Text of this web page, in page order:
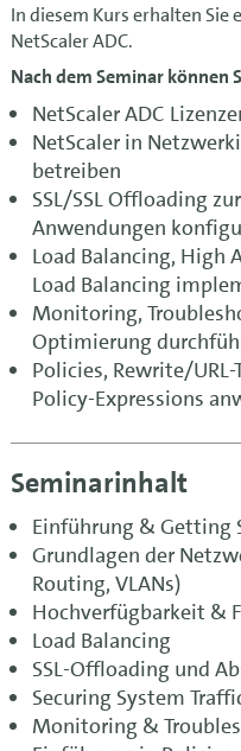
In diesem Kurs erhalten Sie
NetScaler ADC.
Nach dem Seminar können
NetScaler ADC
NetScaler in
betreiben
SSL/SSL Offloading
Anwendungen
Load Balancing, High
Load Balancing
Monitoring,
Optimierung
Policies, Rewrite/
Policy-Expressions
Seminarinhalt
Einführung & Getting
Grundlagen der
Routing, VLANs)
Hochverfügbarkeit &
Load Balancing
SSL-Offloading und
Securing System
Monitoring &